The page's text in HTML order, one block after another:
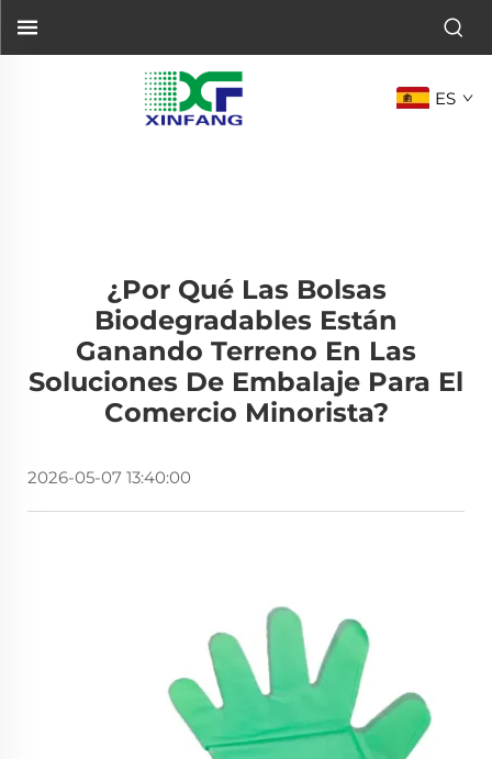
ES
¿Por Qué Las Bolsas
Biodegradables Están
Ganando Terreno En Las
Soluciones De Embalaje Para El
Comercio Minorista?
2026-05-07 13:40:00